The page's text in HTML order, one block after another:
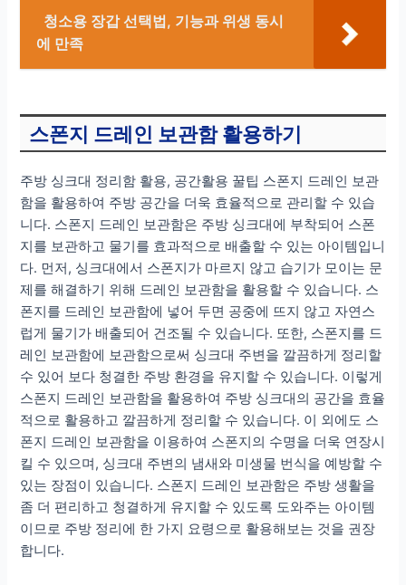
청소용 장갑 선택법, 기능과 위생 동시
에 만족
스폰지 드레인 보관함 활용하기
주방 싱크대 정리함 활용, 공간활용 꿀팁 스폰지 드레인 보관
함을 활용하여 주방 공간을 더욱 효율적으로 관리할 수 있습
니다. 스폰지 드레인 보관함은 주방 싱크대에 부착되어 스폰
지를 보관하고 물기를 효과적으로 배출할 수 있는 아이템입니
다. 먼저, 싱크대에서 스폰지가 마르지 않고 습기가 모이는 문
제를 해결하기 위해 드레인 보관함을 활용할 수 있습니다. 스
폰지를 드레인 보관함에 넣어 두면 공중에 뜨지 않고 자연스
럽게 물기가 배출되어 건조될 수 있습니다. 또한, 스폰지를 드
레인 보관함에 보관함으로써 싱크대 주변을 깔끔하게 정리할
수 있어 보다 청결한 주방 환경을 유지할 수 있습니다. 이렇게
스폰지 드레인 보관함을 활용하여 주방 싱크대의 공간을 효율
적으로 활용하고 깔끔하게 정리할 수 있습니다. 이 외에도 스
폰지 드레인 보관함을 이용하여 스폰지의 수명을 더욱 연장시
킬 수 있으며, 싱크대 주변의 냄새와 미생물 번식을 예방할 수
있는 장점이 있습니다. 스폰지 드레인 보관함은 주방 생활을
좀 더 편리하고 청결하게 유지할 수 있도록 도와주는 아이템
이므로 주방 정리에 한 가지 요령으로 활용해보는 것을 권장
합니다.